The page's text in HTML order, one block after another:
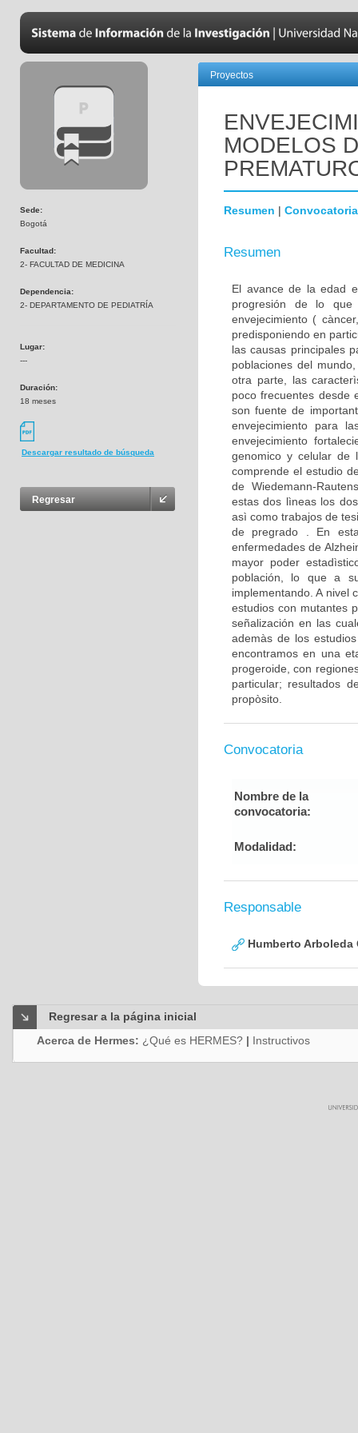
Sede:
Bogotá
Facultad:
2- FACULTAD DE MEDICINA
Dependencia:
2- DEPARTAMENTO DE PEDIATRÍA
Lugar:
---
Duración:
18 meses
Descargar resultado de búsqueda
Regresar
Proyectos
MODELOS
Resumen | Convocatoria
Resumen
El avance de la edad
progresión de lo que
envejecimiento (
predisponiendo en
las causas principales
poblaciones del
otra parte, las
poco frecuentes desde
son fuente de
envejecimiento para
envejecimiento
genomico y celular de
comprende el estudio
de Wiedemann-
estas dos lìneas los
asì como trabajos de
de pregrado . En
enfermedades de
mayor poder
población, lo que a
implementando. A nivel
estudios con mutantes
señalización en las
ademàs de los
encontramos en una
progeroide, con
particular; resultados
propòsito.
Convocatoria
Nombre de la
convocatoria:
Modalidad:
Responsable
Humberto Arboleda
Regresar a la página inicial
Acerca de Hermes: ¿Qué es HERMES? | Instructivos